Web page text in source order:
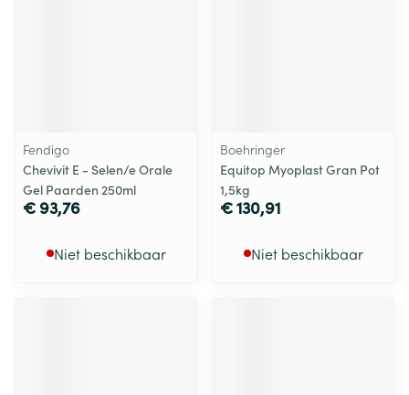
Fendigo
Chevivit E - Selen/e Orale
Gel Paarden 250ml
€ 93,76
Niet beschikbaar
Boehringer
Equitop Myoplast Gran Pot
1,5kg
€ 130,91
Niet beschikbaar